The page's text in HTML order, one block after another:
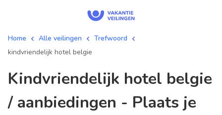
Home Alle veilingen
Trefwoord
kindvriendelijk hotel belgie
kindvriendelijk hotel belgie
/ aanbiedingen - Plaats je